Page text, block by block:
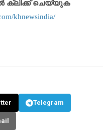
ക്ലിക്ക് ചെയ്യുക
khnewsindia/
Telegram